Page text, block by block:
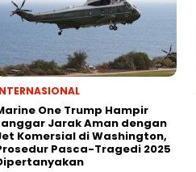
One Trump Hampir
Jarak Aman dengan
Komersial di Washington,
Pasca-Tragedi 2025